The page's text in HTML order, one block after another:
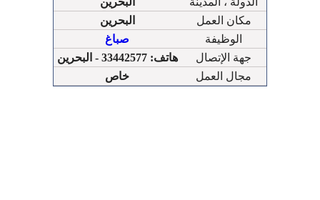
البحرين
مكان العمل
صباغ
الوظيفة
هاتف: 33442577 - البحرين
جهة الإتصال
خاص
مجال العمل